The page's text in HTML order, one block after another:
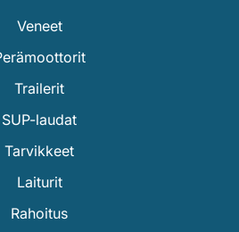
Veneet
Trailerit
SUP-laudat
Tarvikkeet
Laiturit
Rahoitus